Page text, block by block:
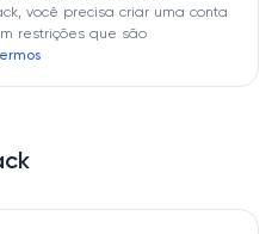
você precisa criar uma conta
restrições que são